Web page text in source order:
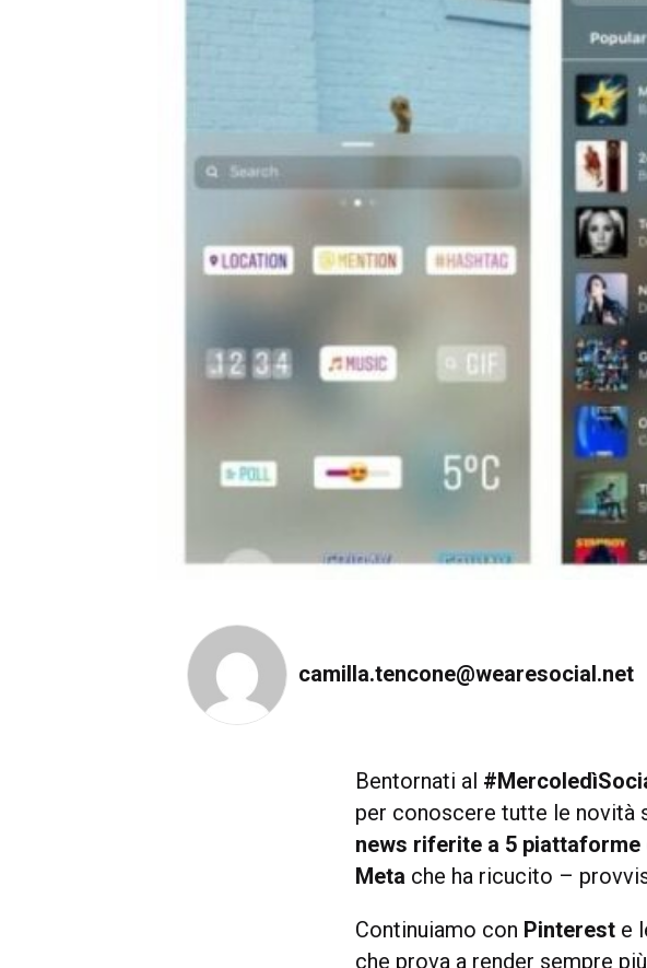
camilla.tencone@wearesocial.net
Bentornati al
per conoscere tutte le novità
news riferite a 5
Meta che ha ricucito –
Continuiamo con Pinterest e
che prova a render sempre